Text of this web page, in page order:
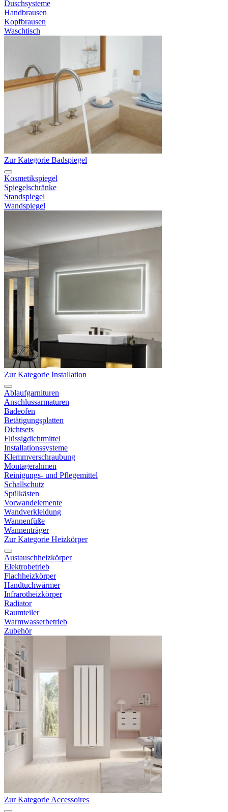
Duschsysteme
Handbrausen
Kopfbrausen
Waschtisch
Zur Kategorie Badspiegel
Kosmetikspiegel
Spiegelschränke
Standspiegel
Wandspiegel
Zur Kategorie Installation
Ablaufgarnituren
Anschlussarmaturen
Badeofen
Betätigungsplatten
Dichtsets
Flüssigdichtmittel
Installationssysteme
Klemmverschraubung
Montagerahmen
Reinigungs- und Pflegemittel
Schallschutz
Spülkästen
Vorwandelemente
Wandverkleidung
Wannenfüße
Wannenträger
Zur Kategorie Heizkörper
Austauschheizkörper
Elektrobetrieb
Flachheizkörper
Handtuchwärmer
Infrarotheizkörper
Radiator
Raumteiler
Warmwasserbetrieb
Zubehör
Zur Kategorie Accessoires